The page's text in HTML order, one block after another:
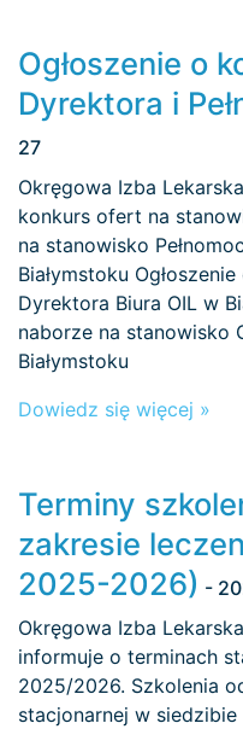
Ogłoszenie o
Dyrektora i
27
Okręgowa Izba
konkurs ofert na
na stanowisko
Białymstoku
Dyrektora Biura OIL w
naborze na stanowisko
Białymstoku
Dowiedz się więcej »
Terminy
zakresie
2025-2026) -
Okręgowa Izba
informuje o terminach
2025/2026. Szkolenia
stacjonarnej w